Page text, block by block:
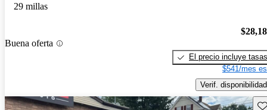
29 millas
Buena oferta
El precio incluye tasas
$541/mes
Verif. disponibilidad